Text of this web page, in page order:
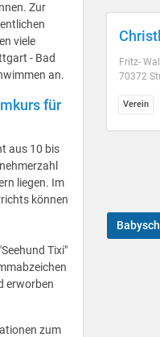
Zur
viele
- Bad
an.
für
aus 10 bis
liegen. Im
können
Tixi"
erworben
zum
Fritz-
70372
Verein